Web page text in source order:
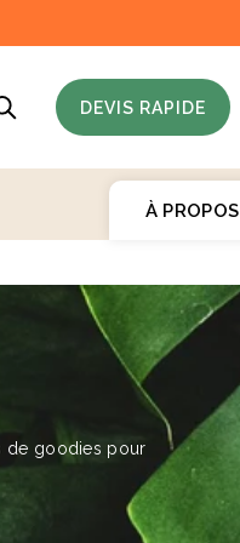
DEVIS RAPIDE
À PROPOS
♻️
de goodies pour